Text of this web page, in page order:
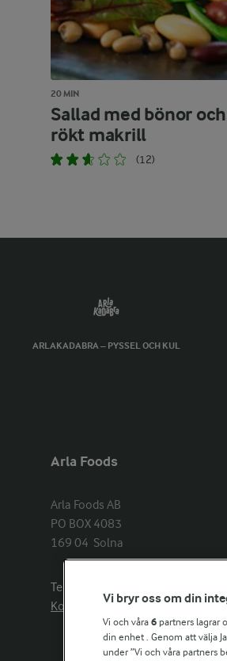
20 MIN
Sallad med bönor och
rökt makrill
(12)
ARLAKADABRA – PYSSEL OCH KUL
Arla Foods
Arla Foods AB
PO BOX 4083
169 04  Solna
Telefon:
Kontakta oss
Vi bryr oss om din
Vi och våra 6 partners lagrar
din enhet . Genom att välja
under ”Vi och våra partners